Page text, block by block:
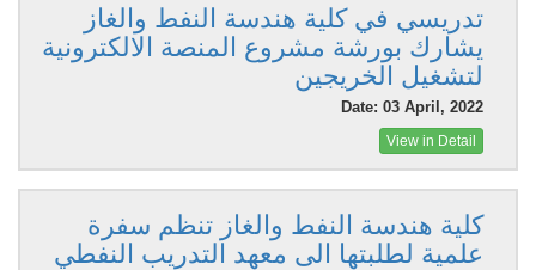
تدريسي في كلية هندسة النفط والغاز
يشارك بورشة مشروع المنصة الالكترونية
لتشغيل الخريجين
Date: 03 April, 2022
View in Detail
كلية هندسة النفط والغاز تنظم سفرة
علمية لطلبتها الى معهد التدريب النفطي